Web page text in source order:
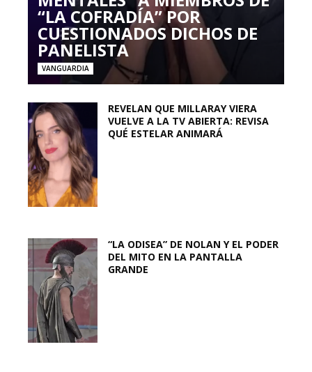
“LA COFRADÍA” POR
CUESTIONADOS DICHOS DE
PANELISTA
VANGUARDIA
REVELAN QUE MILLARAY VIERA
VUELVE A LA TV ABIERTA: REVISA
QUÉ ESTELAR ANIMARÁ
“LA ODISEA” DE NOLAN Y EL PODER
DEL MITO EN LA PANTALLA
GRANDE